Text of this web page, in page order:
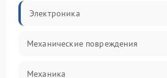
Электроника
Механические повреждения
Механика